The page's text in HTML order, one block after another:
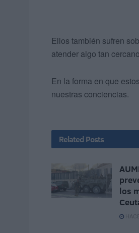
Ellos también sufren
atender algo tan
En la forma en que
nuestras conciencias.
Related Posts
los